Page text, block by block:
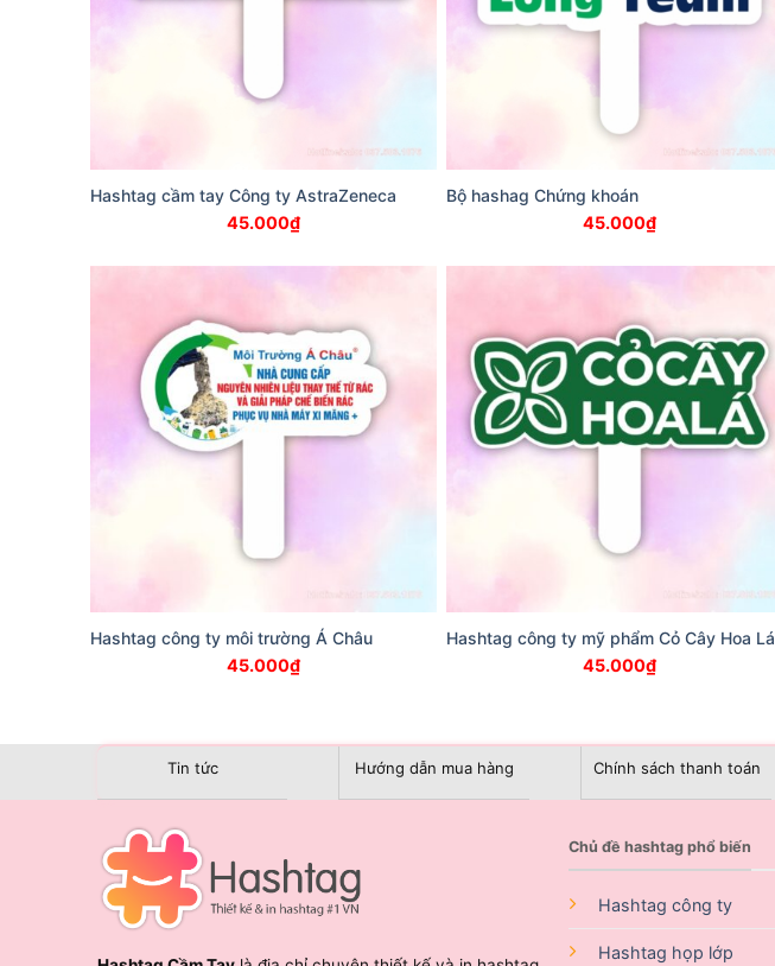
Hashtag cầm tay Công ty AstraZeneca
45.000₫
Bộ hashag Chứng khoán
45.000₫
Hashtag công ty môi trường Á Châu
45.000₫
Hashtag công ty mỹ phẩm Cỏ Cây Hoa Lá
45.000₫
Tin tức Hướng dẫn mua hàng Chính sách thanh toán
Chủ đề hashtag phổ biến
Hashtag công ty
Hashtag họp lớp